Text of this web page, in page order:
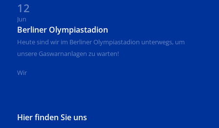
12
Jun
Berliner Olympiastadion
Heute sind wir im Berliner Olympiastadion unterwegs, um
unsere Gaswarnanlagen zu warten!
Wir
Hier finden Sie uns